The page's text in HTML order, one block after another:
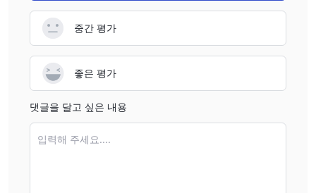
중간 평가
좋은 평가
댓글을 달고 싶은 내용
입력해 주세요....